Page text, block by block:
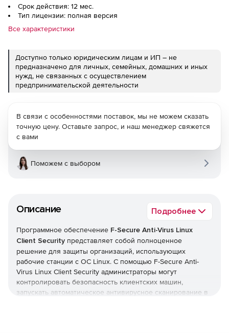
Срок действия: 12 мес.
Тип лицензии: полная версия
Все характеристики
Доступно только юридическим лицам и ИП – не
предназначено для личных, семейных, домашних и иных
нужд, не связанных с осуществлением
предпринимательской деятельности
Описание Подробнее
Программное обеспечение F-Secure Anti-Virus Linux
Client Security представляет собой полноценное
решение для защиты организаций, использующих
рабочие станции с ОС Linux. С помощью F-Secure Anti-
Virus Linux Client Security администраторы могут
контролировать безопасность клиентских машин,
запускать автоматическое антивирусное сканирование в
В связи с особенностями поставок, мы не можем сказать
точную цену. Оставьте запрос, и наш менеджер свяжется
с вами
Поможем с выбором